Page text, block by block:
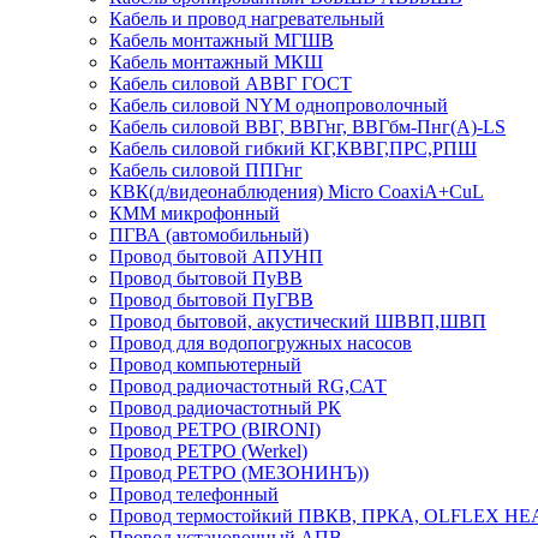
Кабель и провод нагревательный
Кабель монтажный МГШВ
Кабель монтажный МКШ
Кабель силовой АВВГ ГОСТ
Кабель силовой NYM однопроволочный
Кабель силовой ВВГ, ВВГнг, ВВГбм-Пнг(А)-LS
Кабель силовой гибкий КГ,КВВГ,ПРС,РПШ
Кабель силовой ППГнг
КВК(д/видеонаблюдения) Micro CoaxiA+CuL
КММ микрофонный
ПГВА (автомобильный)
Провод бытовой АПУНП
Провод бытовой ПуВВ
Провод бытовой ПуГВВ
Провод бытовой, акустический ШВВП,ШВП
Провод для водопогружных насосов
Провод компьютерный
Провод радиочастотный RG,САТ
Провод радиочастотный РК
Провод РЕТРО (BIRONI)
Провод РЕТРО (Werkel)
Провод РЕТРО (МЕЗОНИНЪ))
Провод телефонный
Провод термостойкий ПВКВ, ПРКА, OLFLEX